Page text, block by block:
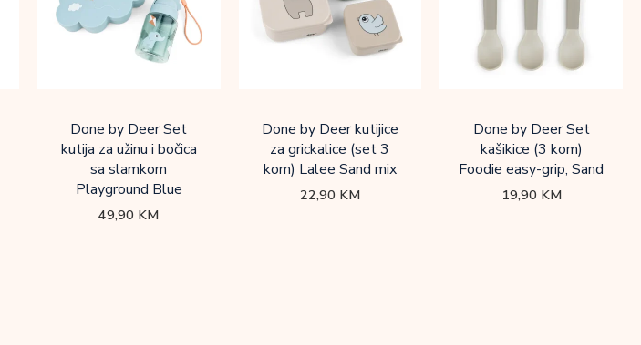
Done by Deer Set
kutija za užinu i bočica
sa slamkom
Playground Blue
49,90 KM
Done by Deer kutijice
za grickalice (set 3
kom) Lalee Sand mix
22,90 KM
Done by Deer Set
kašikice (3 kom)
Foodie easy-grip, Sand
19,90 KM